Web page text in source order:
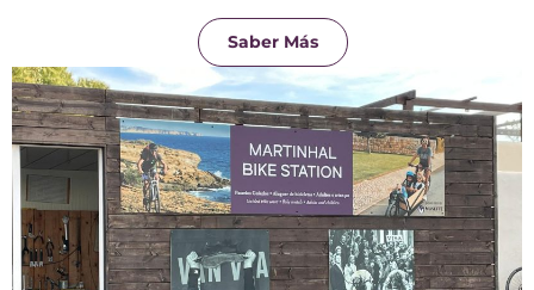
Saber Más